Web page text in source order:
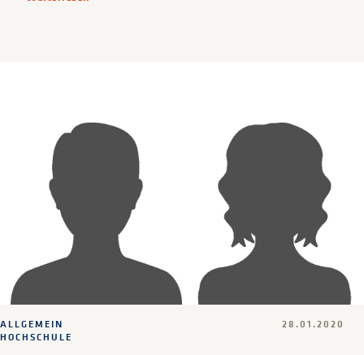
ALLGEMEIN
HOCHSCHULE
28.01.2020